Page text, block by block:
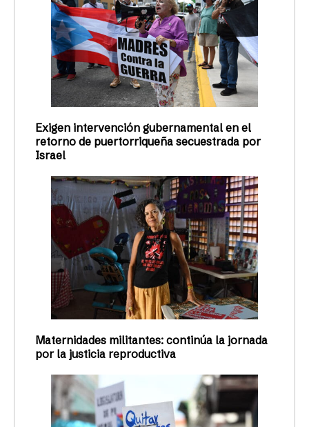
Exigen intervención gubernamental en el
retorno de puertorriqueña secuestrada por
Israel
Maternidades militantes: continúa la jornada
por la justicia reproductiva